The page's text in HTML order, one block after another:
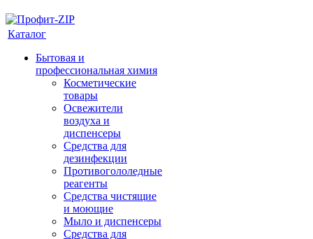
Каталог
Бытовая и
профессиональная химия
Косметические
товары
Освежители
воздуха и
диспенсеры
Средства для
дезинфекции
Противогололедные
реагенты
Средства чистящие
и моющие
Мыло и диспенсеры
Средства для